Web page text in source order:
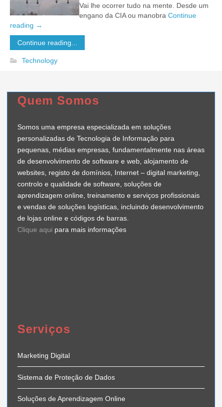
Vai lhe ocorrer tudo na mente. Desde um
engano da CIA ou manobra Continue
reading →
Continue reading...
Technology
Quem Somos
Somos uma empresa especializada em soluções
personalizadas de Tecnologia de Informação para
pequenas, médias empresas, fundamentalmente nas áreas
de desenvolvimento de software e web, alojamento de
websites, registo de domínios, Internet – digital marketing,
controlo e qualidade de software, soluções de
aprendizagem online, treinamento e serviços profissionais
e vendas de soluções logísticas, incluindo desenvolvimento
de lojas online e códigos de barras.
Clique aqui para mais informações
Serviços
Marketing Digital
Sistema de Proteção de Dados
Soluções de Aprendizagem Online